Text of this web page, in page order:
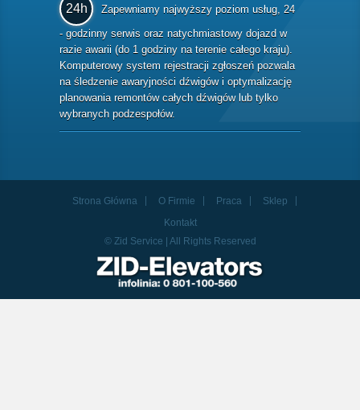
24h
Zapewniamy najwyższy poziom usług, 24
- godzinny serwis oraz natychmiastowy dojazd w
razie awarii (do 1 godziny na terenie całego kraju).
Komputerowy system rejestracji zgłoszeń pozwala
na śledzenie awaryjności dźwigów i optymalizację
planowania remontów całych dźwigów lub tylko
wybranych podzespołów.
Strona Główna O Firmie Praca
Sklep
Kontakt
© Zid Service | All Rights Reserved